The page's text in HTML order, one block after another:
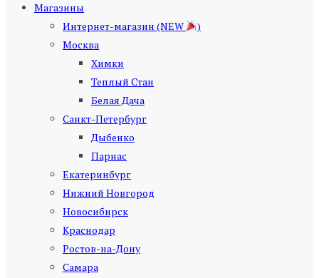
Магазины
Интернет-магазин (NEW
)
Москва
Химки
Теплый Стан
Белая Дача
Санкт-Петербург
Дыбенко
Парнас
Екатеринбург
Нижний Новгород
Новосибирск
Краснодар
Ростов-на-Дону
Самара